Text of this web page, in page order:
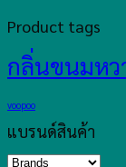
Product tags
กลิ่นขนมหว
voopoo
แบรนด์สินค้า